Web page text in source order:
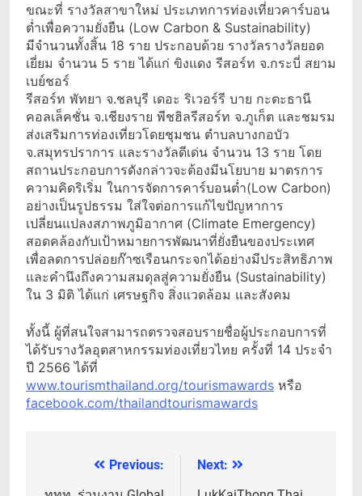
ขณะที่ รางวัลสาขาใหม่ ประเภทการท่องเที่ยวคาร์บอน
ต่ำเพื่อความยั่งยืน (Low Carbon & Sustainability)
มีจำนวนทั้งสิ้น 18 ราย ประกอบด้วย รางวัลรางวัลยอด
เยี่ยม จำนวน 5 ราย ได้แก่ ขิงแดง รีสอร์ท จ.กระบี่ สยาม
เบย์ชอร์
รีสอร์ท พัทยา จ.ชลบุรี เดอะ ริเวอร์รี บาย กะตะธานี
คอลเล็คชั่น จ.เชียงราย พีชฮิลรีสอร์ท จ.ภูเก็ต และชมรม
ส่งเสริมการท่องเที่ยวโดยชุมชน ตําบลบางกอบัว
จ.สมุทรปราการ และรางวัลดีเด่น จำนวน 13 ราย โดย
สถานประกอบการดังกล่าวจะต้องมีนโยบาย มาตรการ
ความคิดริเริ่ม ในการจัดการคาร์บอนต่ำ(Low Carbon)
อย่างเป็นรูปธรรม ใส่ใจต่อการแก้ไขปัญหาการ
เปลี่ยนแปลงสภาพภูมิอากาศ (Climate Emergency)
สอดคล้องกับเป้าหมายการพัฒนาที่ยั่งยืนของประเทศ
เพื่อลดการปล่อยก๊าซเรือนกระจกได้อย่างมีประสิทธิภาพ
และคำนึงถึงความสมดุลสู่ความยั่งยืน (Sustainability)
ใน 3 มิติ ได้แก่ เศรษฐกิจ สิ่งแวดล้อม และสังคม
ทั้งนี้ ผู้ที่สนใจสามารถตรวจสอบรายชื่อผู้ประกอบการที่
ได้รับรางวัลอุตสาหกรรมท่องเที่ยวไทย ครั้งที่ 14 ประจำ
ปี 2566 ได้ที่
www.tourismthailand.org/tourismawards หรือ
facebook.com/thailandtourismawards
แนะแนวPrevious:
Next: